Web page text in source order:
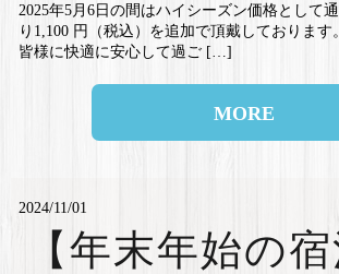
2025年5月6日の間はハイシーズン価格として
り1,100 円（税込）を追加で頂戴しております
皆様に快適に安心して過ご […]
MORE
2024/11/01
【年末年始の